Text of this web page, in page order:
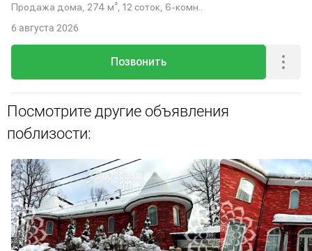
Продажа дома, 274 м², 12 соток, 6-комн..
Позвонить
6 августа 2026
Посмотрите другие объявления
поблизости: